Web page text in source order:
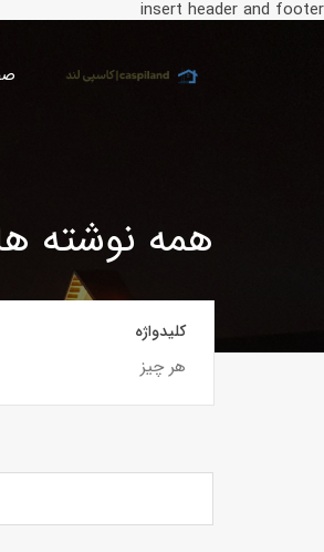
insert header and footer
همه نوشته
کلیدواژه